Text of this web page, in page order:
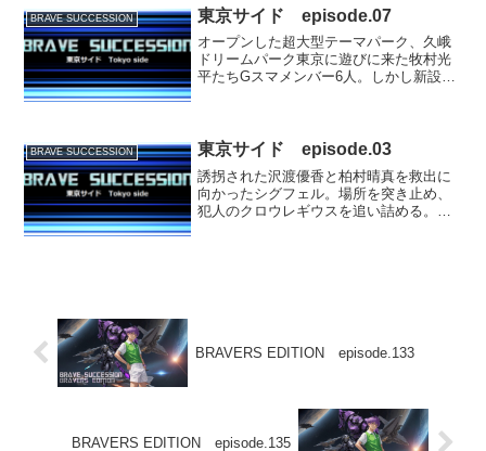
と共に異世界タシェニュヴルアへと渡
り、そこでグランベルミア...
BRAVE SUCCESSION 東京サイド episode.07
オープンした超大型テーマパーク、久峨
ドリームパーク東京に遊びに来た牧村光
平たちGスマメンバー6人。しかし新設の
つの間にかはぐれてしま...
BRAVE SUCCESSION 東京サイド episode.03
誘拐された沢渡優香と柏村晴真を救出に
向かったシグフェル。場所を突き止め、
犯人のクロウレギウスを追い詰める。ク
BRAVERS EDITION episode.133
BRAVERS EDITION episode.135